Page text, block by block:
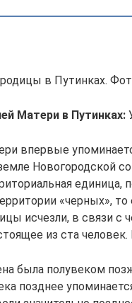
в Путинках.
Матери в Путинках:
впервые
Новогородской
единица,
«черных»,
исчезли, в связи с
из ста человек.
была полувеком
позднее